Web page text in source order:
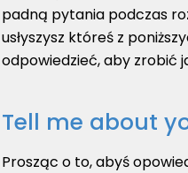
padną pytania podczas
usłyszysz któreś z
odpowiedzieć, aby zrobić
Tell me about
Prosząc o to, abyś